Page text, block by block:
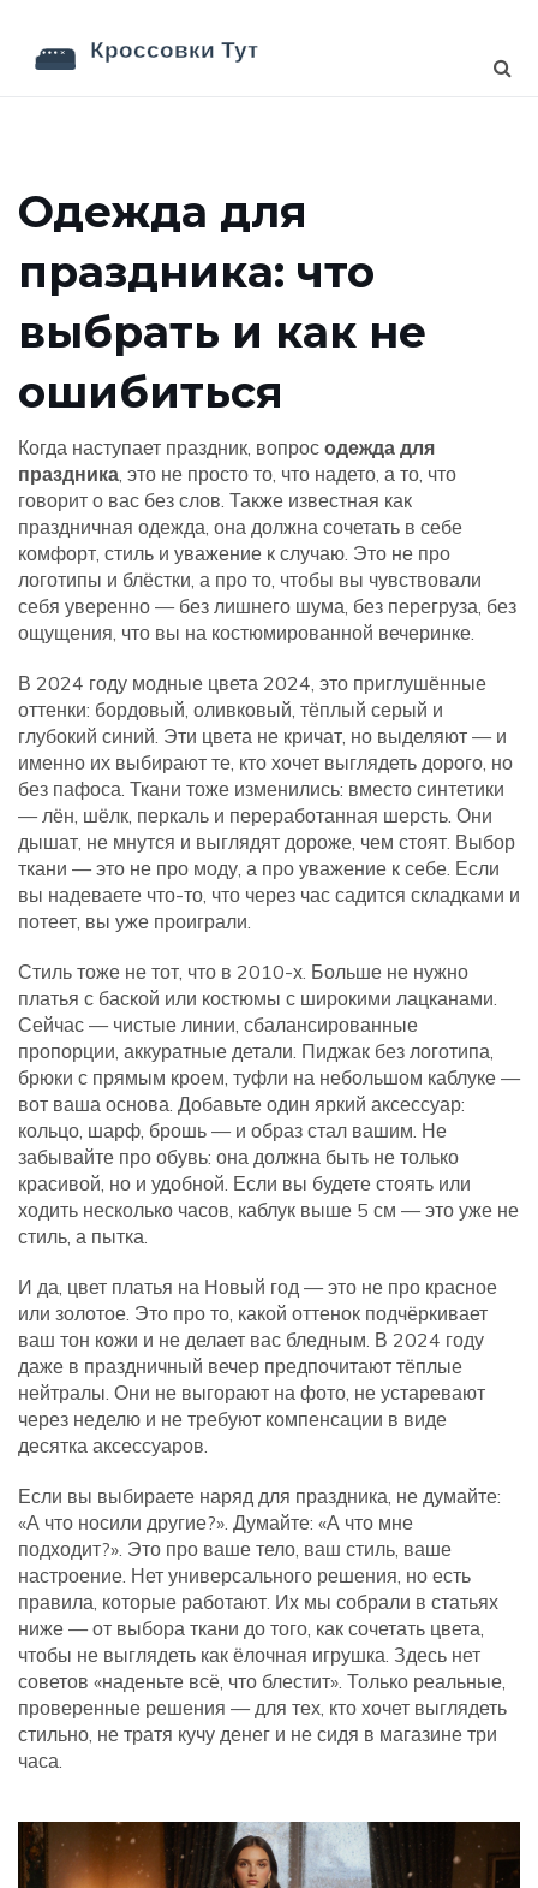
Одежда для
праздника: что
выбрать и как не
ошибиться
Когда наступает праздник, вопрос одежда для
праздника, это не просто то, что надето, а то, что
говорит о вас без слов. Также известная как
праздничная одежда, она должна сочетать в себе
комфорт, стиль и уважение к случаю. Это не про
логотипы и блёстки, а про то, чтобы вы чувствовали
себя уверенно — без лишнего шума, без перегруза, без
ощущения, что вы на костюмированной вечеринке.
В 2024 году модные цвета 2024, это приглушённые
оттенки: бордовый, оливковый, тёплый серый и
глубокий синий. Эти цвета не кричат, но выделяют — и
именно их выбирают те, кто хочет выглядеть дорого, но
без пафоса. Ткани тоже изменились: вместо синтетики
— лён, шёлк, перкаль и переработанная шерсть. Они
дышат, не мнутся и выглядят дороже, чем стоят. Выбор
ткани — это не про моду, а про уважение к себе. Если
вы надеваете что-то, что через час садится складками и
потеет, вы уже проиграли.
Стиль тоже не тот, что в 2010-х. Больше не нужно
платья с баской или костюмы с широкими лацканами.
Сейчас — чистые линии, сбалансированные
пропорции, аккуратные детали. Пиджак без логотипа,
брюки с прямым кроем, туфли на небольшом каблуке —
вот ваша основа. Добавьте один яркий аксессуар:
кольцо, шарф, брошь — и образ стал вашим. Не
забывайте про обувь: она должна быть не только
красивой, но и удобной. Если вы будете стоять или
ходить несколько часов, каблук выше 5 см — это уже не
стиль, а пытка.
И да, цвет платья на Новый год — это не про красное
или золотое. Это про то, какой оттенок подчёркивает
ваш тон кожи и не делает вас бледным. В 2024 году
даже в праздничный вечер предпочитают тёплые
нейтралы. Они не выгорают на фото, не устаревают
через неделю и не требуют компенсации в виде
десятка аксессуаров.
Если вы выбираете наряд для праздника, не думайте:
«А что носили другие?». Думайте: «А что мне
подходит?». Это про ваше тело, ваш стиль, ваше
настроение. Нет универсального решения, но есть
правила, которые работают. Их мы собрали в статьях
ниже — от выбора ткани до того, как сочетать цвета,
чтобы не выглядеть как ёлочная игрушка. Здесь нет
советов «наденьте всё, что блестит». Только реальные,
проверенные решения — для тех, кто хочет выглядеть
стильно, не тратя кучу денег и не сидя в магазине три
часа.